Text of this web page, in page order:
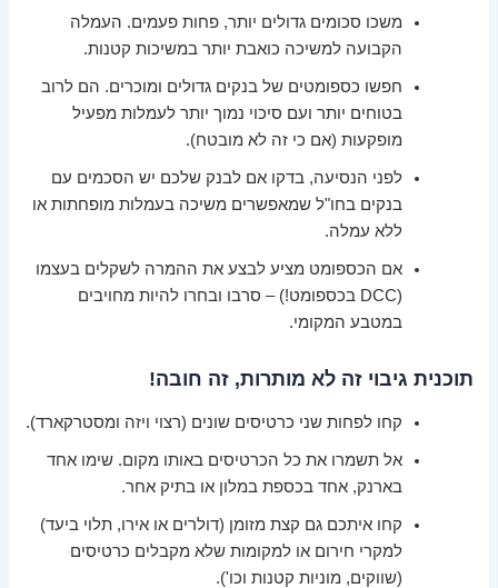
משכו סכומים גדולים יותר, פחות פעמים. העמלה
הקבועה למשיכה כואבת יותר במשיכות קטנות.
חפשו כספומטים של בנקים גדולים ומוכרים. הם לרוב
בטוחים יותר ועם סיכוי נמוך יותר לעמלות מפעיל
מופקעות (אם כי זה לא מובטח).
לפני הנסיעה, בדקו אם לבנק שלכם יש הסכמים עם
בנקים בחו"ל שמאפשרים משיכה בעמלות מופחתות או
ללא עמלה.
אם הכספומט מציע לבצע את ההמרה לשקלים בעצמו
(DCC בכספומט!) – סרבו ובחרו להיות מחויבים
במטבע המקומי.
תוכנית גיבוי זה לא מותרות, זה חובה!
קחו לפחות שני כרטיסים שונים (רצוי ויזה ומסטרקארד).
אל תשמרו את כל הכרטיסים באותו מקום. שימו אחד
בארנק, אחד בכספת במלון או בתיק אחר.
קחו איתכם גם קצת מזומן (דולרים או אירו, תלוי ביעד)
למקרי חירום או למקומות שלא מקבלים כרטיסים
(שווקים, מוניות קטנות וכו').